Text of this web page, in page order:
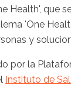
Health', que
'One
y
por la
Instituto de